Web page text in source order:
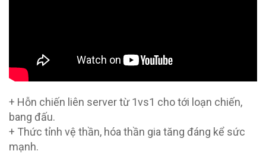
+ Hỗn chiến liên server từ 1vs1 cho tới loạn chiến,
bang đấu.
+ Thức tỉnh vệ thần, hóa thần gia tăng đáng kể sức
mạnh.